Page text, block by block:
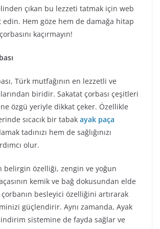
çıkan bu lezzeti tatmak için web
Hem göze hem de damağa hitap
kaçırmayın!
Türk mutfağının en lezzetli ve
biridir. Sakatat çorbası çeşitleri
özgü yeriyle dikkat çeker. Özellikle
sıcacık bir tabak ayak paça
tadınızı hem de sağlığınızı
olur.
belirgin özelliği, zengin ve yoğun
kemik ve bağ dokusundan elde
besleyici özelliğini artırarak
güçlendirir. Aynı zamanda, Ayak
sistemine de fayda sağlar ve